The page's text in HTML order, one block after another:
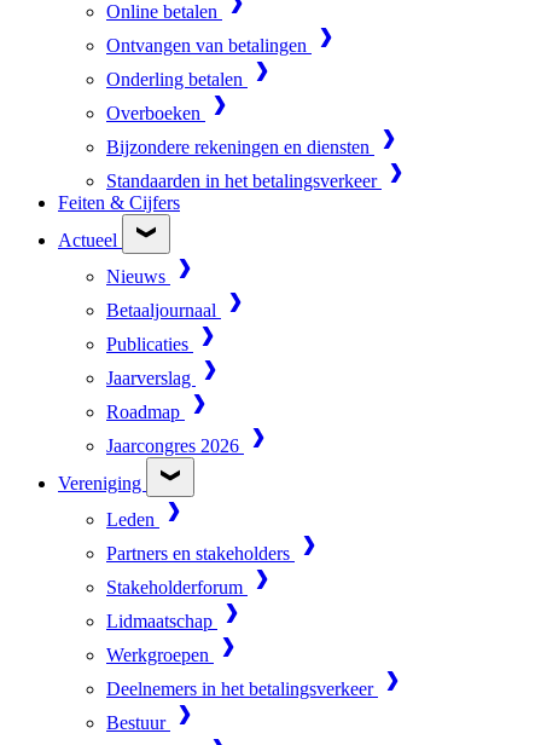
Online betalen
Ontvangen van betalingen
Onderling betalen
Overboeken
Bijzondere rekeningen en diensten
Standaarden in het betalingsverkeer
Feiten & Cijfers
Actueel
Nieuws
Betaaljournaal
Publicaties
Jaarverslag
Roadmap
Jaarcongres 2026
Vereniging
Leden
Partners en stakeholders
Stakeholderforum
Lidmaatschap
Werkgroepen
Deelnemers in het betalingsverkeer
Bestuur